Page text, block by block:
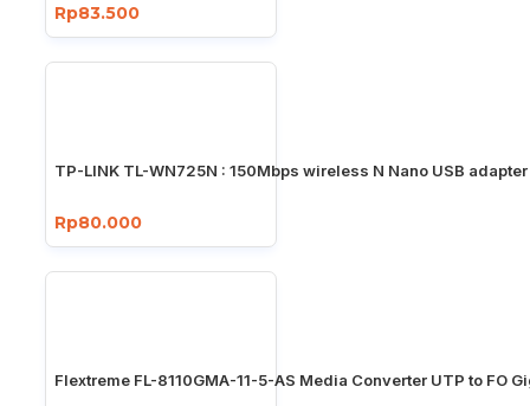
Rp83.500
TP-LINK TL-WN725N : 150Mbps wireless N Nano USB adapter
Rp80.000
Flextreme FL-8110GMA-11-5-AS Media Converter UTP to FO